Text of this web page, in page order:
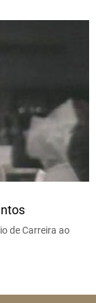
de Carreira ao